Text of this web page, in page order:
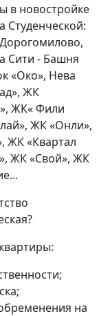
в новостройке
Студенческой:
Сити - Башня
«Око», Нева
ЖК
ЖК« Фили
ЖК «Онли»,
ЖК «Квартал
ЖК «Свой», ЖК
на